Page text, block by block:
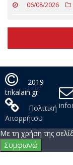
06/08/2026
2019
trikalain.gr
Πολιτική
Απορρήτου
Με τη χρήση της
Συμφωνώ